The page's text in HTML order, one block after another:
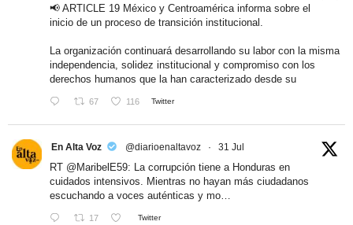
📢 ARTICLE 19 México y Centroamérica informa sobre el
inicio de un proceso de transición institucional.
La organización continuará desarrollando su labor con la misma
independencia, solidez institucional y compromiso con los
derechos humanos que la han caracterizado desde su
67 116 Twitter
En Alta Voz @diarioenaltavoz · 31 Jul
RT @MaribelE59: La corrupción tiene a Honduras en
cuidados intensivos. Mientras no hayan más ciudadanos
escuchando a voces auténticas y mo…
17 Twitter